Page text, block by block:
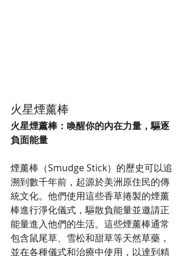
火星煙薰棒
火星煙薰棒：喚醒你的內在力量，驅逐
負面能量
煙薰棒（Smudge Stick）的歷史可以追
溯到數千年前，起源於美洲原住民的傳
統文化。他們使用這些香草捲製的煙薰
棒進行淨化儀式，驅散負能量並邀請正
能量進入他們的生活。這些煙薰棒通常
包含鼠尾草、雪松和甜草等天然草藥，
並在各種儀式和治療中使用，以達到精